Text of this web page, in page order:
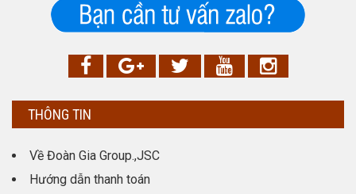
THÔNG TIN
Về Đoàn Gia Group.,JSC
Hướng dẫn thanh toán